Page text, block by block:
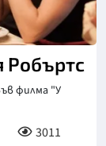
Робъртс
филма "У
3011